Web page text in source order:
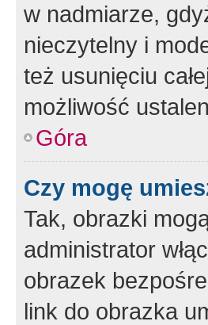
w nadmiarze,
nieczytelny i
też usunięciu
możliwość
Góra
Czy mogę
Tak, obrazki
administrator
obrazek
link do obrazka